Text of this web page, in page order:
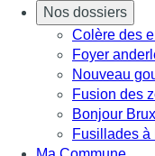
Nos dossiers
Colère des
Foyer
Nouveau
Fusion des
Bonjour
Fusillades à